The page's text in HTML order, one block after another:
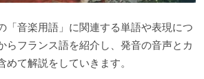
「音楽用語」に関連する単語や表現につ
らフランス語を紹介し、発音の音声とカ
めて解説をしていきます。